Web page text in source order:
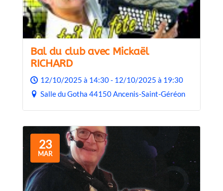
Bal du club avec Mickaël
RICHARD
12/10/2025 à 14:30 - 12/10/2025 à 19:30
Salle du Gotha 44150 Ancenis-Saint-Géréon
23
MAR